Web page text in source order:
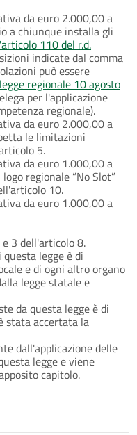
da euro 2.000,00 a
a chiunque installa gli
110 del r.d.
indicate dal comma
può essere
legge regionale 10 agosto
per l'applicazione
regionale).
da euro 2.000,00 a
le limitazioni
5.
da euro 1.000,00 a
regionale “No Slot”
10.
da euro 1.000,00 a
3 dell'articolo 8.
legge è di
e di ogni altro organo
legge statale e
da questa legge è di
stata accertata la
dall'applicazione delle
legge e viene
capitolo.